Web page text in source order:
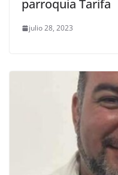
parroquia Tarifa
julio 28, 2023